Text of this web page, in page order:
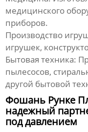
медицинского
приборов.
Производство
игрушек,
Бытовая техника:
пылесосов,
другой бытовой
Фошань Рунке
надежный
под давлением